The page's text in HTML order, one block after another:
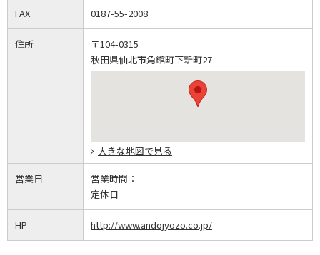
FAX 0187-55-2008
住所
〒104-0315
秋田県仙北市角館町下新町27
大きな地図で見る
営業日
営業時間：
定休日
HP http://www.andojyozo.co.jp/